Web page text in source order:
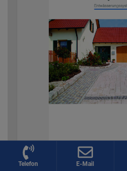
Telefon E-Mail
Wiebusch Katalog - Rinnen